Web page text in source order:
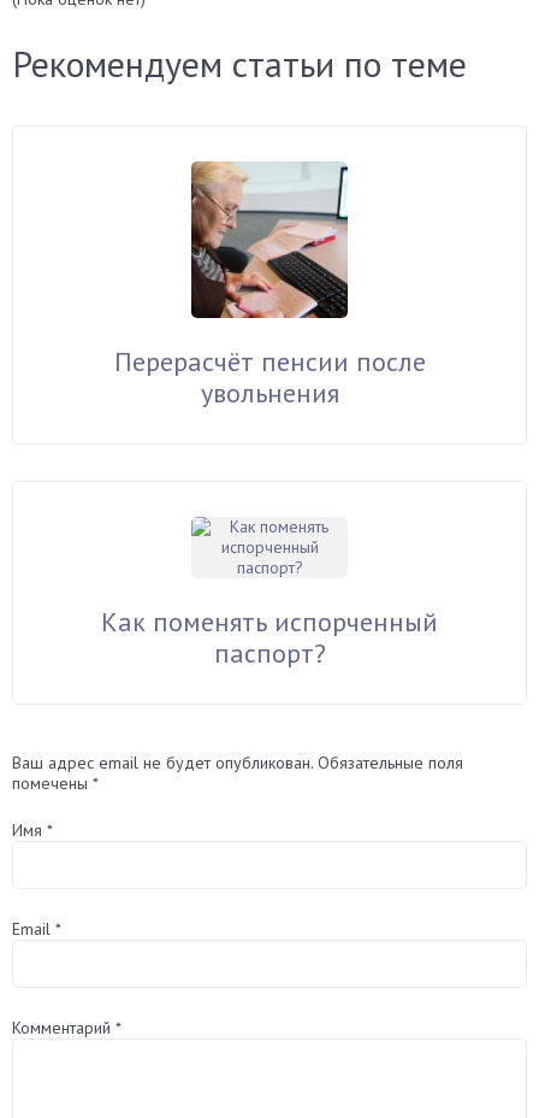
Рекомендуем статьи по теме
Перерасчёт пенсии после
увольнения
Как поменять испорченный
паспорт?
Ваш адрес email не будет опубликован. Обязательные поля
помечены *
Имя *
Email *
Комментарий *